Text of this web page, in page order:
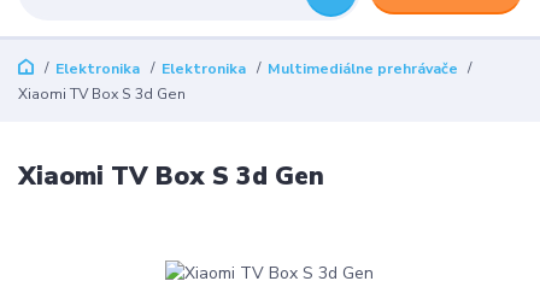
Elektronika Elektronika
Multimediálne prehrávače
Xiaomi TV Box S 3d Gen
Xiaomi TV Box S 3d Gen